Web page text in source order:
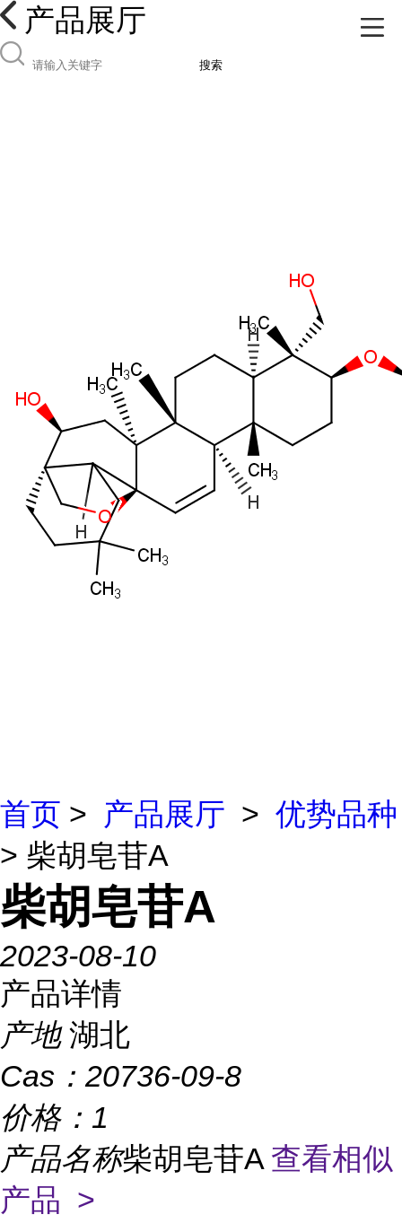
产品展厅
搜索
首页 > 产品展厅 > 优势品种
> 柴胡皂苷A
柴胡皂苷A
2023-08-10
产品详情
产地 湖北
Cas： 20736-09-8
价格： 1
产品名称柴胡皂苷A 查看相似
产品 >